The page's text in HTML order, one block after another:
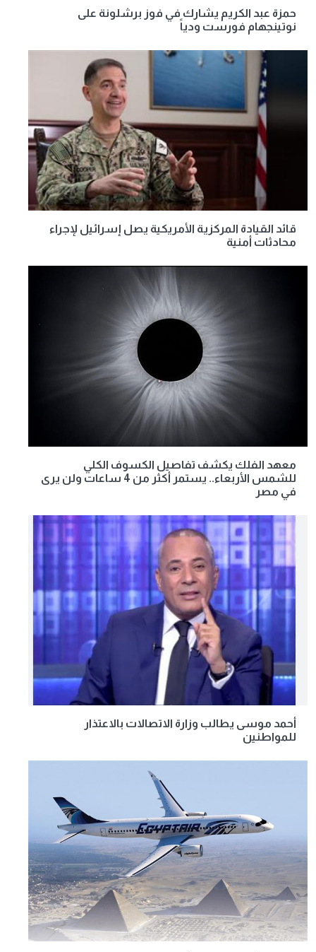
حمزة عبد الكريم يشارك في فوز برشلونة على
نوتينجهام فورست ودياً
قائد القيادة المركزية الأمريكية يصل إسرائيل لإجراء
محادثات أمنية
معهد الفلك يكشف تفاصيل الكسوف الكلي
للشمس الأربعاء.. يستمر أكثر من 4 ساعات ولن يرى
في مصر
أحمد موسى يطالب وزارة الاتصالات بالاعتذار
للمواطنين